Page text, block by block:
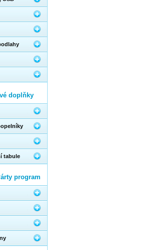
doplňky
tabule
program